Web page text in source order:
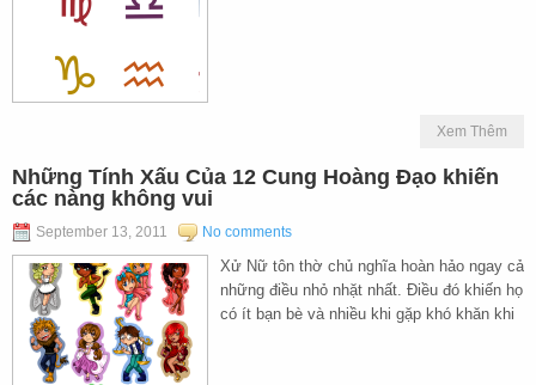
Xem Thêm
Những Tính Xấu Của 12 Cung Hoàng Đạo khiến
các nàng không vui
September 13, 2011 No comments
Xử Nữ tôn thờ chủ nghĩa hoàn hảo ngay cả
những điều nhỏ nhặt nhất. Điều đó khiến họ
có ít bạn bè và nhiều khi gặp khó khăn khi